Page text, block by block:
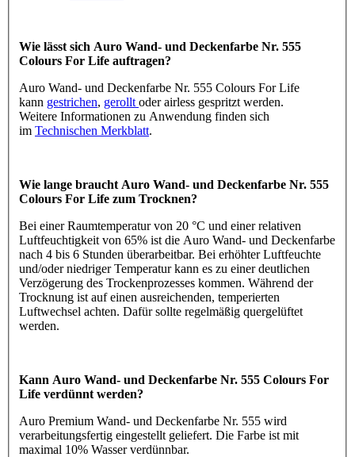
Wie lässt sich Auro Wand- und Deckenfarbe Nr. 555
Colours For Life auftragen?
Auro Wand- und Deckenfarbe Nr. 555 Colours For Life
kann gestrichen, gerollt oder airless gespritzt werden.
Weitere Informationen zu Anwendung finden sich
im Technischen Merkblatt.
Wie lange braucht Auro Wand- und Deckenfarbe Nr. 555
Colours For Life zum Trocknen?
Bei einer Raumtemperatur von 20 °C und einer relativen
Luftfeuchtigkeit von 65% ist die Auro Wand- und Deckenfarbe
nach 4 bis 6 Stunden überarbeitbar. Bei erhöhter Luftfeuchte
und/oder niedriger Temperatur kann es zu einer deutlichen
Verzögerung des Trockenprozesses kommen. Während der
Trocknung ist auf einen ausreichenden, temperierten
Luftwechsel achten. Dafür sollte regelmäßig quergelüftet
werden.
Kann Auro Wand- und Deckenfarbe Nr. 555 Colours For
Life verdünnt werden?
Auro Premium Wand- und Deckenfarbe Nr. 555 wird
verarbeitungsfertig eingestellt geliefert. Die Farbe ist mit
maximal 10% Wasser verdünnbar.